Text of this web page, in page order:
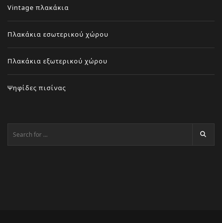
Vintage πλακάκια
Πλακάκια εσωτερικού χώρου
Πλακάκια εξωτερικού χώρου
Ψηφίδες πισίνας